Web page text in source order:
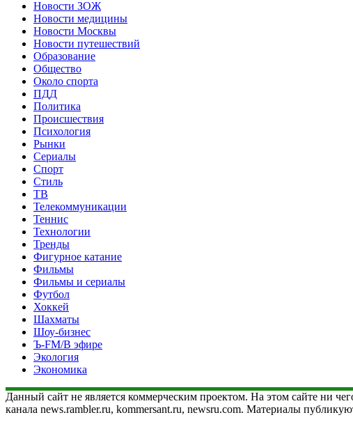
Новости ЗОЖ
Новости медицины
Новости Москвы
Новости путешествий
Образование
Общество
Около спорта
ПДД
Политика
Происшествия
Психология
Рынки
Сериалы
Спорт
Стиль
ТВ
Телекоммуникации
Теннис
Технологии
Тренды
Фигурное катание
Фильмы
Фильмы и сериалы
Футбол
Хоккей
Шахматы
Шоу-бизнес
Ъ-FM/В эфире
Экология
Экономика
Данный сайт не является коммерческим проектом. На этом сайте ни
канала news.rambler.ru, kommersant.ru, newsru.com. Материалы